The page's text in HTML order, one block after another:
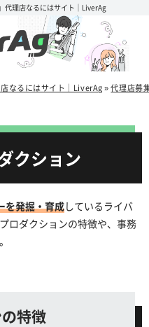
代理店なるにはサイト｜LiverAg
事務所「321」の代理店とし
なるにはサイト｜LiverAg»代理店募
クション
を発掘・育成しているライバ
ロダクションの特徴や、事務
特徴